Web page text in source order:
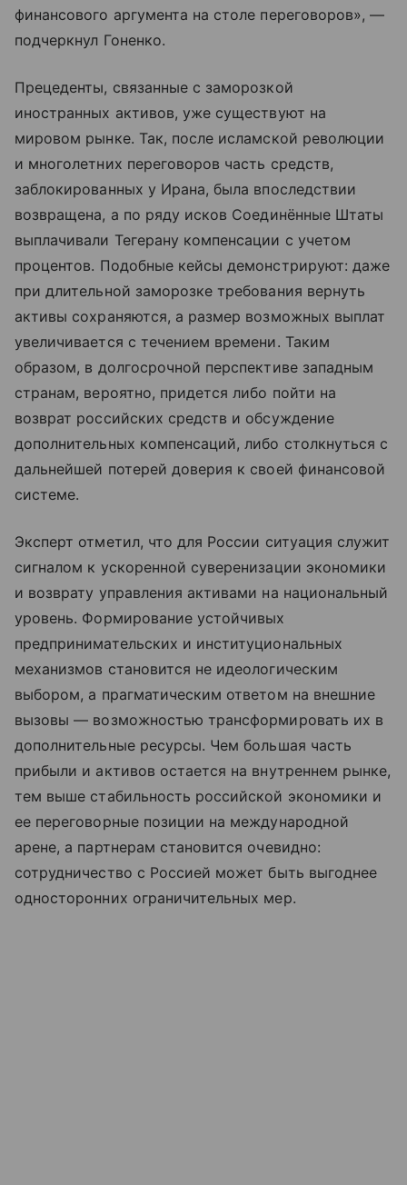
финансового аргумента на столе переговоров», —
подчеркнул Гоненко.
Прецеденты, связанные с заморозкой
иностранных активов, уже существуют на
мировом рынке. Так, после исламской революции
и многолетних переговоров часть средств,
заблокированных у Ирана, была впоследствии
возвращена, а по ряду исков Соединённые Штаты
выплачивали Тегерану компенсации с учетом
процентов. Подобные кейсы демонстрируют: даже
при длительной заморозке требования вернуть
активы сохраняются, а размер возможных выплат
увеличивается с течением времени. Таким
образом, в долгосрочной перспективе западным
странам, вероятно, придется либо пойти на
возврат российских средств и обсуждение
дополнительных компенсаций, либо столкнуться с
дальнейшей потерей доверия к своей финансовой
системе.
Эксперт отметил, что для России ситуация служит
сигналом к ускоренной суверенизации экономики
и возврату управления активами на национальный
уровень. Формирование устойчивых
предпринимательских и институциональных
механизмов становится не идеологическим
выбором, а прагматическим ответом на внешние
вызовы — возможностью трансформировать их в
дополнительные ресурсы. Чем большая часть
прибыли и активов остается на внутреннем рынке,
тем выше стабильность российской экономики и
ее переговорные позиции на международной
арене, а партнерам становится очевидно:
сотрудничество с Россией может быть выгоднее
односторонних ограничительных мер.